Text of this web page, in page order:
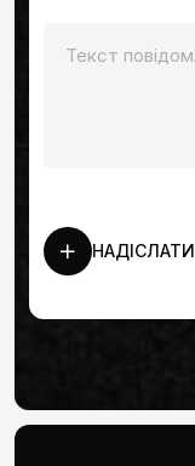
НАДІСЛАТИ